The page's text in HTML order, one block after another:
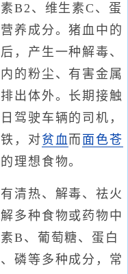
B2、维生素C、蛋
养成分。猪血中的
，产生一种解毒、
的粉尘、有害金属
出体外。长期接触
驾驶车辆的司机，
，对贫血而 面色苍
理想食物。
清热、解毒、祛火
多种食物或药物中
B、葡萄糖、蛋白
磷等多种成分，常